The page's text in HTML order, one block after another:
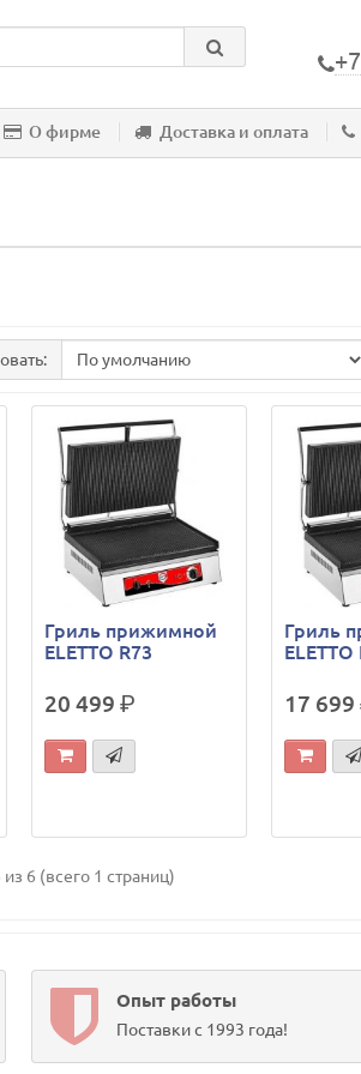
О фирме Доставка и оплата
Гриль прижимной
ELETTO R73
20 499 р.
Гриль
ELETTO
17 699
6 (всего 1 страниц)
Опыт работы
Поставки с 1993 года!